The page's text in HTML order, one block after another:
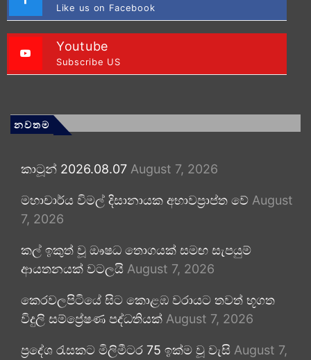
Like us on Facebook
Youtube
Subscribe US
නවතම
කාටූන් 2026.08.07 August 7, 2026
මහාචාර්ය විමල් දිසානායක අභාවප්‍රාප්ත වේ August
7, 2026
කල් ඉකුත් වූ ඖෂධ තොගයක් සමඟ සැපයුම්
ආයතනයක් වටලයි August 7, 2026
කෙරවලපිටියේ සිට කොළඹ වරායට තවත් භූගත
විදුලි සම්ප්‍රේෂණ පද්ධතියක් August 7, 2026
ප්‍රදේශ රැසකට මිලිමීටර 75 ඉක්ම වූ වැසි August 7,